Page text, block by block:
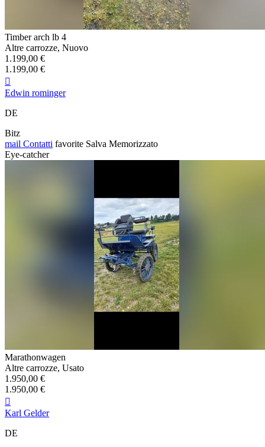
Timber arch lb 4
Altre carrozze, Nuovo
1.199,00 €
1.199,00 €

Edwin rominger
DE
Bitz
mail Contatti favorite Salva Memorizzato
Eye-catcher
Marathonwagen
Altre carrozze, Usato
1.950,00 €
1.950,00 €

Karl Gelder
DE